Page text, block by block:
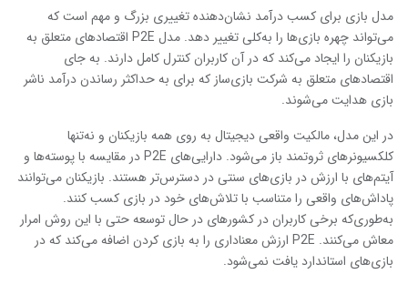
مدل بازی برای کسب درآمد نشان‌دهنده تغییری بزرگ و مهم است که
می‌تواند چهره بازی‌ها را به‌کلی تغییر دهد. مدل P2E اقتصادهای متعلق به
بازیکنان را ایجاد می‌کند که در آن کاربران کنترل کامل دارند. به جای
اقتصادهای متعلق به شرکت بازی‌ساز که برای به حداکثر رساندن درآمد ناشر
بازی هدایت می‌شوند.
در این مدل، مالکیت واقعی دیجیتال به روی همه بازیکنان و نه‌تنها
کلکسیونرهای ثروتمند باز می‌شود. دارایی‌های P2E در مقایسه با پوسته‌ها و
آیتم‌های با ارزش در بازی‌های سنتی در دسترس‌تر هستند. بازیکنان می‌توانند
پاداش‌های واقعی را متناسب با تلاش‌های خود در بازی کسب کنند.
به‌طوری‌که برخی کاربران در کشورهای در حال توسعه حتی با این روش امرار
معاش می‌کنند. P2E ارزش معناداری را به بازی کردن اضافه می‌کند که در
بازی‌های استاندارد یافت نمی‌شود.